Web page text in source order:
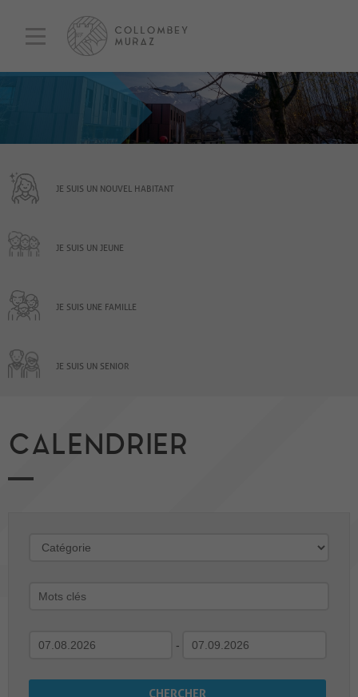
JE SUIS UN NOUVEL HABITANT
JE SUIS UN JEUNE
JE SUIS UNE FAMILLE
JE SUIS UN SENIOR
CALENDRIER
-